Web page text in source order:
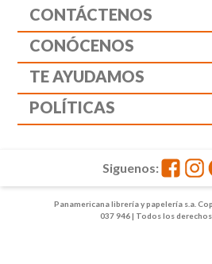
CONTÁCTENOS
CONÓCENOS
TE AYUDAMOS
POLÍTICAS
Panamericana librería y papelería s.a.
037 946 | Todos los
Siguenos: